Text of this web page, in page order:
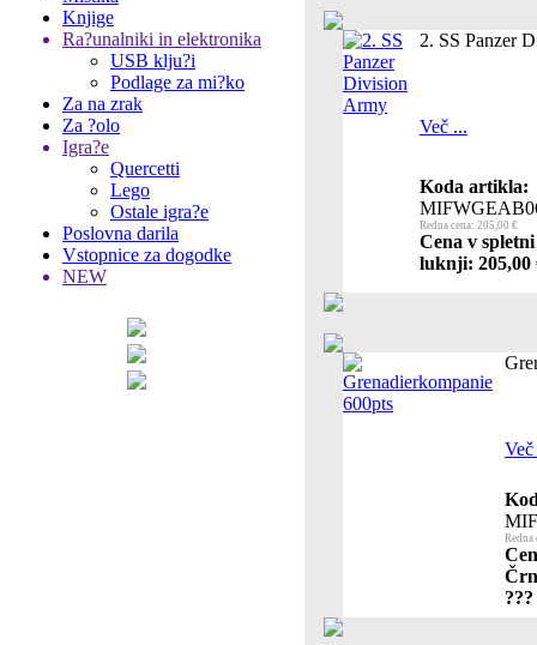
Knjige
Ra?unalniki in elektronika
USB klju?i
Podlage za mi?ko
Za na zrak
Za ?olo
Igra?e
Quercetti
Lego
Ostale igra?e
Poslovna darila
Vstopnice za dogodke
NEW
2. SS Panzer
Več ...
Koda artikla:
Redna cena: 205,00 €
Cena v
luknji: 205,00
Redna